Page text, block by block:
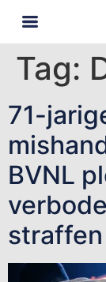
Tag:
71-
BVNL
straffen